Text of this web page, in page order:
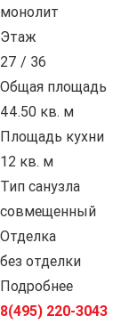
монолит
Этаж
27 / 36
Общая площадь
44.50 кв. м
Площадь кухни
12 кв. м
Тип санузла
совмещенный
Отделка
без отделки
Подробнее
8(495) 220-3043